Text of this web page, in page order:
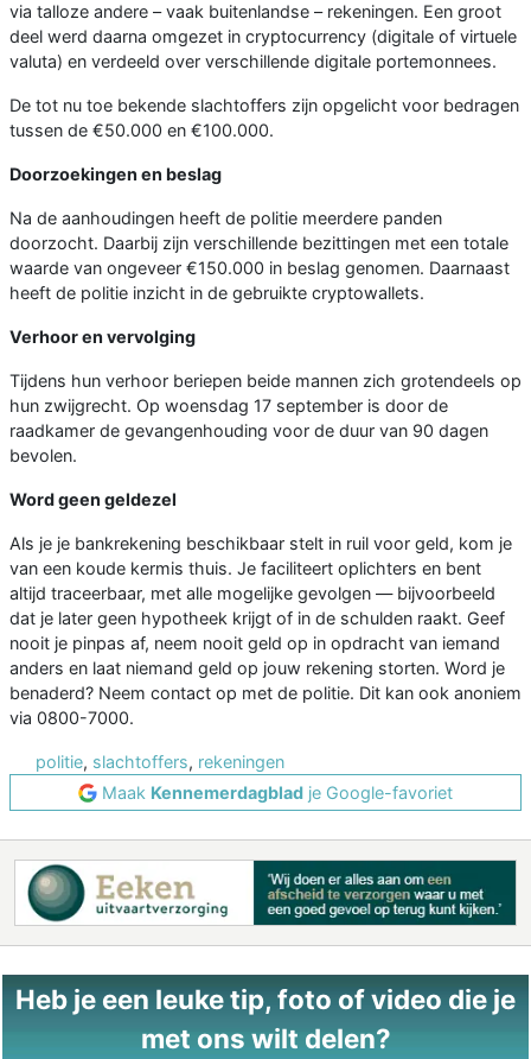
via talloze andere – vaak buitenlandse – rekeningen. Een groot
deel werd daarna omgezet in cryptocurrency (digitale of virtuele
valuta) en verdeeld over verschillende digitale portemonnees.
De tot nu toe bekende slachtoffers zijn opgelicht voor bedragen
tussen de €50.000 en €100.000.
Doorzoekingen en beslag
Na de aanhoudingen heeft de politie meerdere panden
doorzocht. Daarbij zijn verschillende bezittingen met een totale
waarde van ongeveer €150.000 in beslag genomen. Daarnaast
heeft de politie inzicht in de gebruikte cryptowallets.
Verhoor en vervolging
Tijdens hun verhoor beriepen beide mannen zich grotendeels op
hun zwijgrecht. Op woensdag 17 september is door de
raadkamer de gevangenhouding voor de duur van 90 dagen
bevolen.
Word geen geldezel
Als je je bankrekening beschikbaar stelt in ruil voor geld, kom je
van een koude kermis thuis. Je faciliteert oplichters en bent
altijd traceerbaar, met alle mogelijke gevolgen — bijvoorbeeld
dat je later geen hypotheek krijgt of in de schulden raakt. Geef
nooit je pinpas af, neem nooit geld op in opdracht van iemand
anders en laat niemand geld op jouw rekening storten. Word je
benaderd? Neem contact op met de politie. Dit kan ook anoniem
via 0800-7000.
politie, slachtoffers, rekeningen
Maak Kennemerdagblad je Google-favoriet
Heb je een leuke tip, foto of video die je
met ons wilt delen?